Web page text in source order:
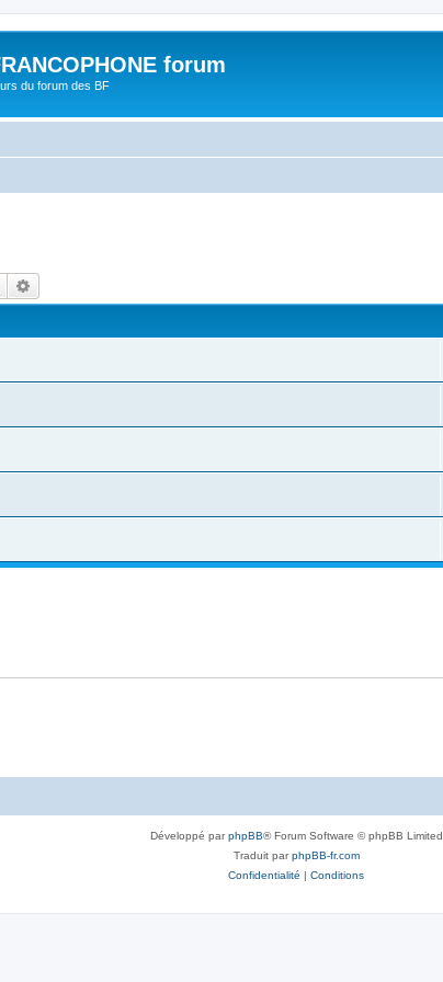
forum
du forum des BF
Rechercher
Développé parphpBB® Forum Software © phpBB Limited
Traduit parphpBB-fr.com
Confidentialité | Conditions